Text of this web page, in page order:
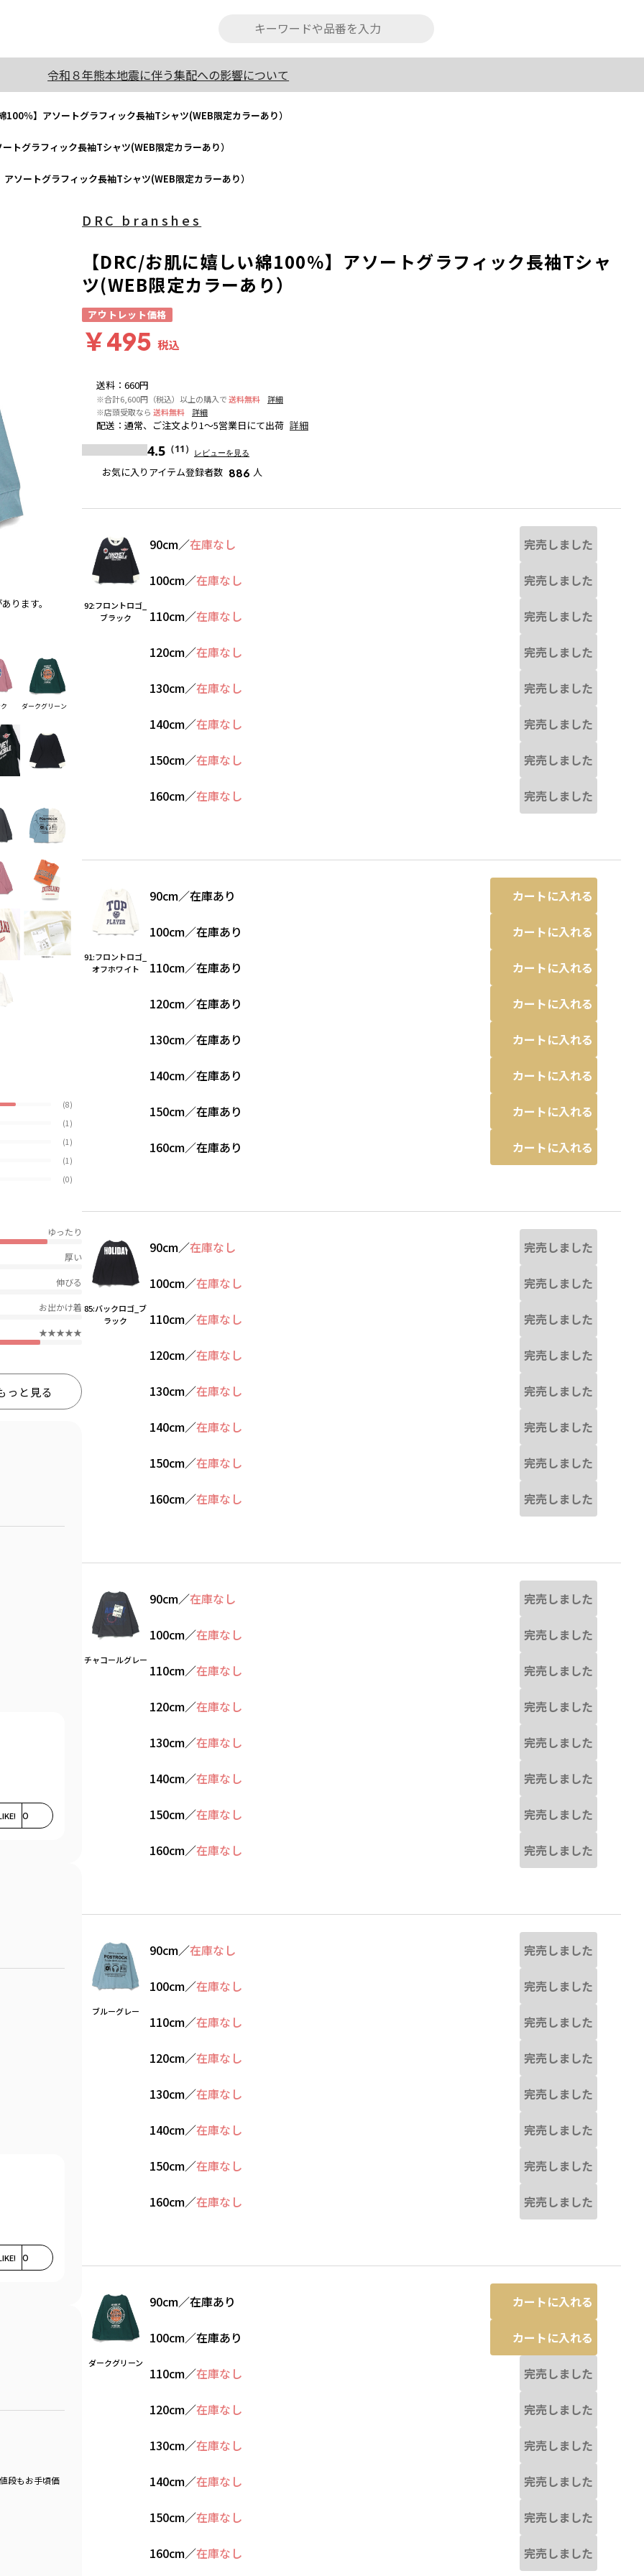
令和８年熊本地震に伴う集配への影響について
100％】アソートグラフィック長袖Tシャツ(WEB限定カラーあり）
トグラフィック長袖Tシャツ(WEB限定カラーあり）
ソートグラフィック長袖Tシャツ(WEB限定カラーあり）
ります。 チャコールグレー 85:バックロゴ_ブラック
※撮影場所の関
ダークグリーン
(8)
(1)
(1)
(1)
(0)
ゆったり
厚い
伸びる
お出かけ着
★★★★★
っと見る
0
0
段もお手頃価
送料 ： 660円
※合計6,600円（税込）以上の購入で送料無料
詳細
※店頭受取なら 送料無料 詳細
配送 ： 通常、ご注文より1～5営業日にて出荷 詳細
4.5 （11） レビューを見る
お気に入りアイテム登録者数 886 人
DRC branshes
【DRC/お肌に嬉しい綿100％】アソートグラフィック長袖Tシャ
ツ(WEB限定カラーあり）
アウトレット価格
￥495 税込
92:フロントロゴ_
ブラック
90cm／在庫なし 完売しました
100cm／在庫なし 完売しました
110cm／在庫なし 完売しました
120cm／在庫なし 完売しました
130cm／在庫なし 完売しました
140cm／在庫なし 完売しました
150cm／在庫なし 完売しました
160cm／在庫なし 完売しました
91:フロントロゴ_
オフホワイト
90cm／在庫あり カートに入れる
100cm／在庫あり カートに入れる
110cm／在庫あり カートに入れる
120cm／在庫あり カートに入れる
130cm／在庫あり カートに入れる
140cm／在庫あり カートに入れる
150cm／在庫あり カートに入れる
160cm／在庫あり カートに入れる
85:バックロゴ_ブ
ラック
90cm／在庫なし 完売しました
100cm／在庫なし 完売しました
110cm／在庫なし 完売しました
120cm／在庫なし 完売しました
130cm／在庫なし 完売しました
140cm／在庫なし 完売しました
150cm／在庫なし 完売しました
160cm／在庫なし 完売しました
チャコールグレー
90cm／在庫なし 完売しました
100cm／在庫なし 完売しました
110cm／在庫なし 完売しました
120cm／在庫なし 完売しました
130cm／在庫なし 完売しました
140cm／在庫なし 完売しました
150cm／在庫なし 完売しました
160cm／在庫なし 完売しました
ブルーグレー
90cm／在庫なし 完売しました
100cm／在庫なし 完売しました
110cm／在庫なし 完売しました
120cm／在庫なし 完売しました
130cm／在庫なし 完売しました
140cm／在庫なし 完売しました
150cm／在庫なし 完売しました
160cm／在庫なし 完売しました
ダークグリーン
90cm／在庫あり カートに入れる
100cm／在庫あり カートに入れる
110cm／在庫なし 完売しました
120cm／在庫なし 完売しました
130cm／在庫なし 完売しました
140cm／在庫なし 完売しました
150cm／在庫なし 完売しました
160cm／在庫なし 完売しました